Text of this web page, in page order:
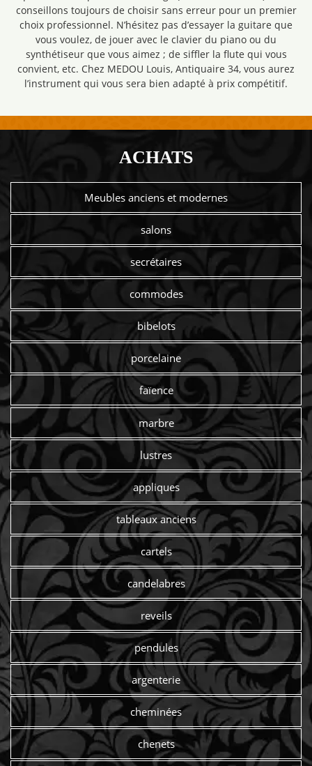
conseillons toujours de choisir sans erreur pour un premier
choix professionnel. N’hésitez pas d’essayer la guitare que
vous voulez, de jouer avec le clavier du piano ou du
synthétiseur que vous aimez ; de siffler la flute qui vous
convient, etc. Chez MEDOU Louis, Antiquaire 34, vous aurez
l’instrument qui vous sera bien adapté à prix compétitif.
ACHATS
Meubles anciens et modernes
salons
secrétaires
commodes
bibelots
porcelaine
faïence
marbre
lustres
appliques
tableaux anciens
cartels
candelabres
reveils
pendules
argenterie
cheminées
chenets